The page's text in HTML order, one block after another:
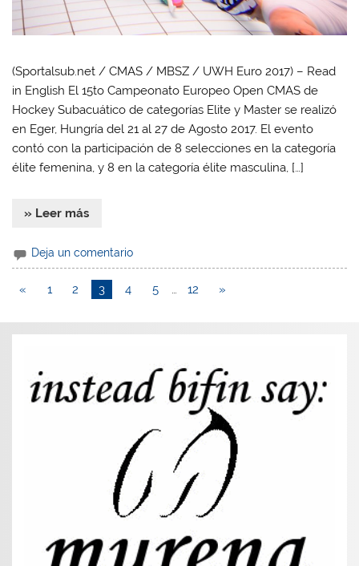
(Sportalsub.net / CMAS / MBSZ / UWH Euro 2017) – Read
in English El 15to Campeonato Europeo Open CMAS de
Hockey Subacuático de categorías Elite y Master se realizó
en Eger, Hungría del 21 al 27 de Agosto 2017. El evento
contó con la participación de 8 selecciones en la categoría
élite femenina, y 8 en la categoría élite masculina, […]
» Leer más
Deja un comentario
« 1 2 3 4 5 12 »